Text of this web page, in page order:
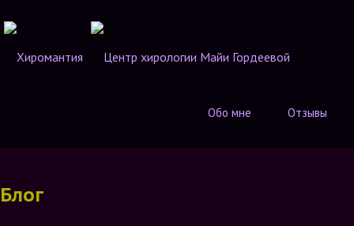
Обо мне Отзывы
Блог